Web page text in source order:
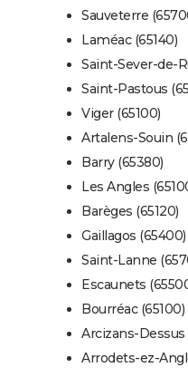
Sauveterre
Laméac (65140)
Saint-Sever-de-
Saint-Pastous
Viger (65100)
Artalens-Souin
Barry (65380)
Les Angles
Barèges (65120)
Gaillagos (65400)
Saint-Lanne
Escaunets
Bourréac (65100)
Arcizans-Dessus
Arrodets-ez-